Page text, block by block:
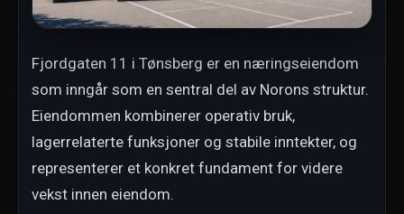
Fjordgaten 11 i Tønsberg er en næringseiendom
som inngår som en sentral del av Norons struktur.
Eiendommen kombinerer operativ bruk,
lagerrelaterte funksjoner og stabile inntekter, og
representerer et konkret fundament for videre
vekst innen eiendom.